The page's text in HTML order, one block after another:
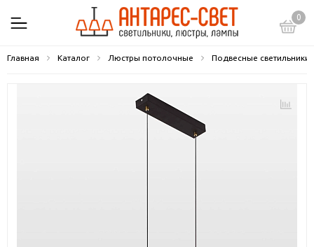
0
Главная Каталог Люстры потолочные Подвесные светильники